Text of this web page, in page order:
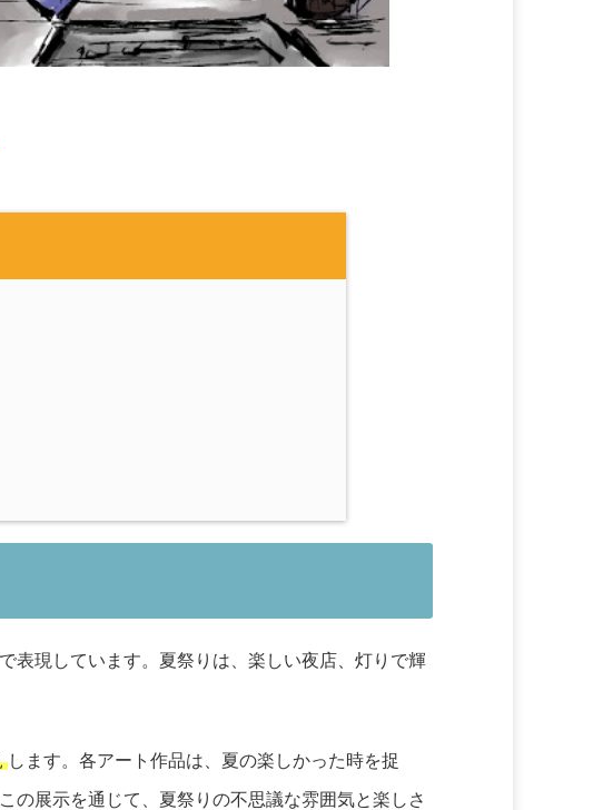
表現しています。夏祭りは、楽しい夜店、灯りで輝
します。各アート作品は、夏の楽しかった時を捉
の展示を通じて、夏祭りの不思議な雰囲気と楽しさ